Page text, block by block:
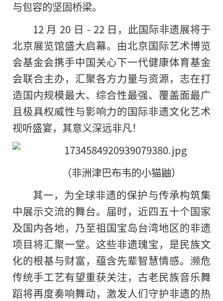
与包容的坚固桥梁。
12 月 20 日 - 22 日，此国际非遗展将于
北京展览馆盛大启幕。由北京国际艺术博览
会基金会携手中国关心下一代健康体育基金
会联合主办，汇聚各方力量与资源，志在打
造国内规模最大、综合性最强、覆盖面最广
且极具权威性与影响力的国际非遗文化艺术
视听盛宴，其意义深远非凡！
（非洲津巴布韦的小猫鼬）
其一，为全球非遗的保护与传承构筑集
中展示交流的舞台。届时，近四五十个国家
及国内各地，乃至祖国宝岛台湾地区的非遗
项目将汇聚一堂。这些非遗瑰宝，是民族文
化的根基与财富，蕴含先辈智慧情感。濒危
传统手工艺有望重获关注，古老民族音乐舞
蹈将再度奏响舞动，激发人们守护非遗的热